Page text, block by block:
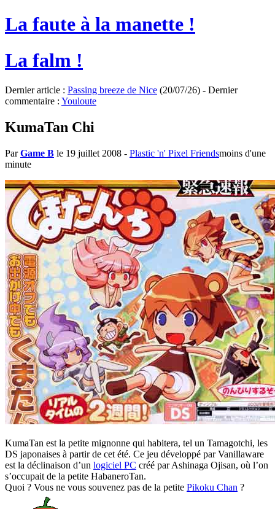
La faute à la manette !
La falm !
Dernier article : Passing breeze de Nice (20/07/26) - Dernier
commentaire : Youloute
KumaTan Chi
ParGame B le 19 juillet 2008 - Plastic 'n' Pixel Friendsmoins d'une
minute
KumaTan est la petite mignonne qui habitera, tel un Tamagotchi, les
DS japonaises à partir de cet été. Ce jeu développé par Vanillaware
est la déclinaison d’un logiciel PC créé par Ashinaga Ojisan, où l’on
s’occupait de la petite HabaneroTan.
Quoi ? Vous ne vous souvenez pas de la petite Pikoku Chan ?